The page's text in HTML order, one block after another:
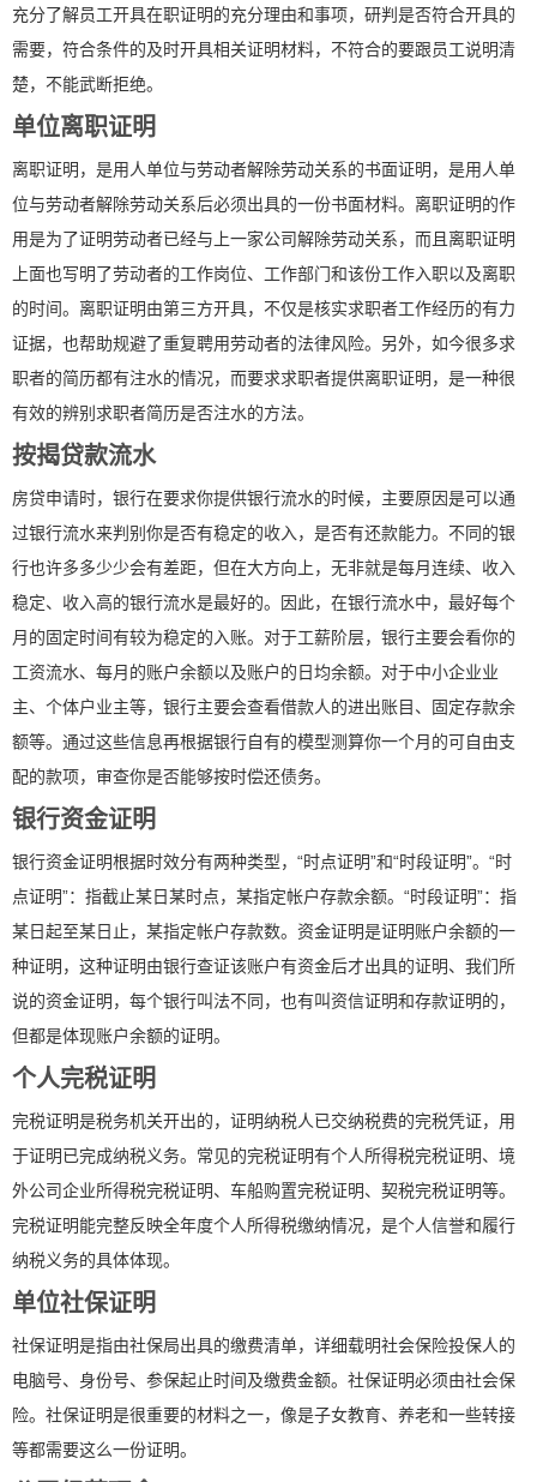
充分了解员工开具在职证明的充分理由和事项，研判是否符合开具的
需要，符合条件的及时开具相关证明材料，不符合的要跟员工说明清
楚，不能武断拒绝。
单位离职证明
离职证明，是用人单位与劳动者解除劳动关系的书面证明，是用人单
位与劳动者解除劳动关系后必须出具的一份书面材料。离职证明的作
用是为了证明劳动者已经与上一家公司解除劳动关系，而且离职证明
上面也写明了劳动者的工作岗位、工作部门和该份工作入职以及离职
的时间。离职证明由第三方开具，不仅是核实求职者工作经历的有力
证据，也帮助规避了重复聘用劳动者的法律风险。另外，如今很多求
职者的简历都有注水的情况，而要求求职者提供离职证明，是一种很
有效的辨别求职者简历是否注水的方法。
按揭贷款流水
房贷申请时，银行在要求你提供银行流水的时候，主要原因是可以通
过银行流水来判别你是否有稳定的收入，是否有还款能力。不同的银
行也许多多少少会有差距，但在大方向上，无非就是每月连续、收入
稳定、收入高的银行流水是最好的。因此，在银行流水中，最好每个
月的固定时间有较为稳定的入账。对于工薪阶层，银行主要会看你的
工资流水、每月的账户余额以及账户的日均余额。对于中小企业业
主、个体户业主等，银行主要会查看借款人的进出账目、固定存款余
额等。通过这些信息再根据银行自有的模型测算你一个月的可自由支
配的款项，审查你是否能够按时偿还债务。
银行资金证明
银行资金证明根据时效分有两种类型，“时点证明”和“时段证明”。“时
点证明”：指截止某日某时点，某指定帐户存款余额。“时段证明”：指
某日起至某日止，某指定帐户存款数。资金证明是证明账户余额的一
种证明，这种证明由银行查证该账户有资金后才出具的证明、我们所
说的资金证明，每个银行叫法不同，也有叫资信证明和存款证明的，
但都是体现账户余额的证明。
个人完税证明
完税证明是税务机关开出的，证明纳税人已交纳税费的完税凭证，用
于证明已完成纳税义务。常见的完税证明有个人所得税完税证明、境
外公司企业所得税完税证明、车船购置完税证明、契税完税证明等。
完税证明能完整反映全年度个人所得税缴纳情况，是个人信誉和履行
纳税义务的具体体现。
单位社保证明
社保证明是指由社保局出具的缴费清单，详细载明社会保险投保人的
电脑号、身份号、参保起止时间及缴费金额。社保证明必须由社会保
险。社保证明是很重要的材料之一，像是子女教育、养老和一些转接
等都需要这么一份证明。